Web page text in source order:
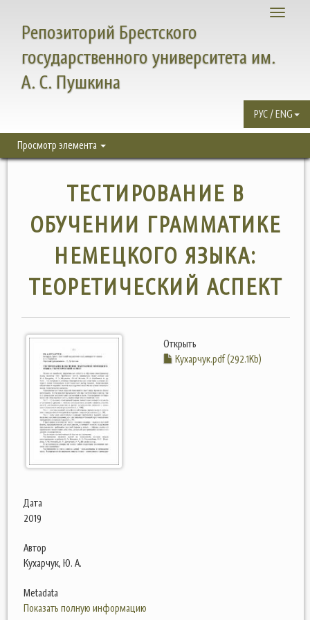
Toggle
Репозиторий Брестского
государственного университета им.
А. С. Пушкина
РУС / ENG
Просмотр элемента
ТЕСТИРОВАНИЕ В
ОБУЧЕНИИ ГРАММАТИКЕ
НЕМЕЦКОГО ЯЗЫКА:
ТЕОРЕТИЧЕСКИЙ АСПЕКТ
Открыть
Кухарчук.pdf (292.1Kb)
Дата
2019
Автор
Кухарчук, Ю. А.
Metadata
Показать полную информацию